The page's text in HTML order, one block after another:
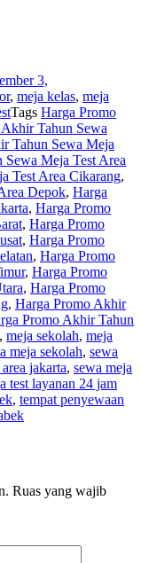
3,
, meja kelas, meja
Tags Harga Promo
Tahun Sewa
Tahun Sewa Meja
Meja Test Area
Test Area Cikarang,
Depok, Harga
, Harga Promo
, Harga Promo
, Harga Promo
, Harga Promo
, Harga Promo
, Harga Promo
, Harga Promo Akhir
Promo Akhir Tahun
, meja sekolah, meja
meja sekolah, sewa
jakarta, sewa meja
test layanan 24 jam
, tempat penyewaan
Ruas yang wajib